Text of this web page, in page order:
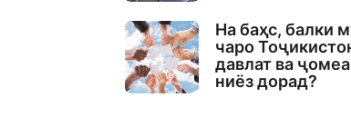
На баҳс, балки
чаро
давлат ва
ниёз дорад?